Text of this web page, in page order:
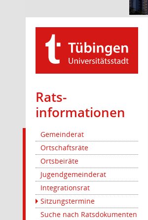
Rats­
informationen
Gemeinderat
Ortschaftsräte
Ortsbeiräte
Jugendgemeinderat
Integrationsrat
Sitzungstermine
Suche nach Ratsdokumenten